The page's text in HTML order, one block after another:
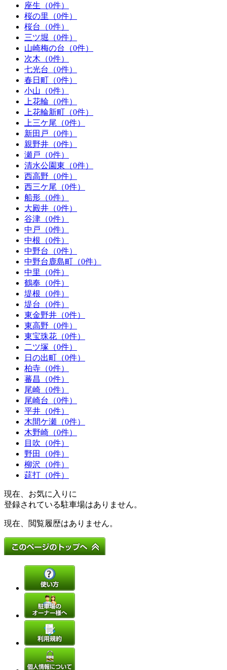
座生（0件）
桜の里（0件）
桜台（0件）
三ツ堀（0件）
山崎梅の台（0件）
次木（0件）
七光台（0件）
春日町（0件）
小山（0件）
上花輪（0件）
上花輪新町（0件）
上三ケ尾（0件）
新田戸（0件）
親野井（0件）
瀬戸（0件）
清水公園東（0件）
西高野（0件）
西三ケ尾（0件）
船形（0件）
大殿井（0件）
谷津（0件）
中戸（0件）
中根（0件）
中野台（0件）
中野台鹿島町（0件）
中里（0件）
鶴奉（0件）
堤根（0件）
堤台（0件）
東金野井（0件）
東高野（0件）
東宝珠花（0件）
二ツ塚（0件）
日の出町（0件）
柏寺（0件）
蕃昌（0件）
尾崎（0件）
尾崎台（0件）
平井（0件）
木間ケ瀬（0件）
木野崎（0件）
目吹（0件）
野田（0件）
柳沢（0件）
莚打（0件）
現在、お気に入りに
登録されている駐車場はありません。
現在、閲覧履歴はありません。